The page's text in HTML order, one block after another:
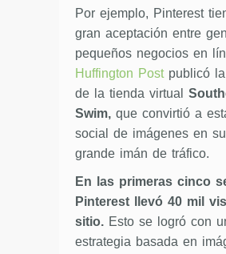
Por ejemplo, Pinterest
gran aceptación entre
pequeños negocios en
Huffington Post publicó
de la tienda virtual
Swim, que convirtió a
social de imágenes en
grande imán de tráfico.
En las primeras cinco
Pinterest llevó 40 mil
sitio. Esto se logró con
estrategia basada en